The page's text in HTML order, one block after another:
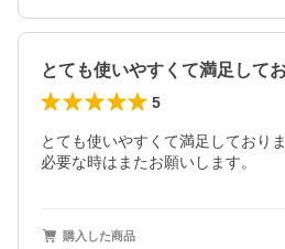
5
とても使いやすくて満足しておりま
必要な時はまたお願いします。
購入した商品